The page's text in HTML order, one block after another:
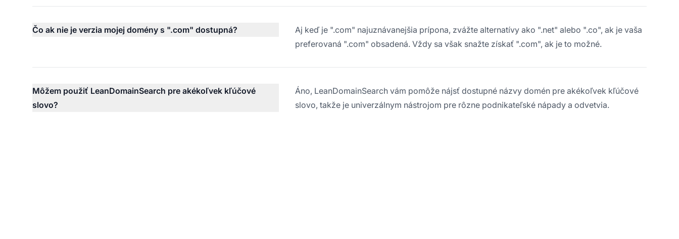
Čo ak nie je verzia mojej domény s ".com" dostupná?
Aj keď je ".com" najuznávanejšia prípona, zvážte alternatívy ako ".net" alebo ".co", ak je vaša
preferovaná ".com" obsadená. Vždy sa však snažte získať ".com", ak je to možné.
Môžem použiť LeanDomainSearch pre akékoľvek kľúčové
slovo?
Áno, LeanDomainSearch vám pomôže nájsť dostupné názvy domén pre akékoľvek kľúčové
slovo, takže je univerzálnym nástrojom pre rôzne podnikateľské nápady a odvetvia.